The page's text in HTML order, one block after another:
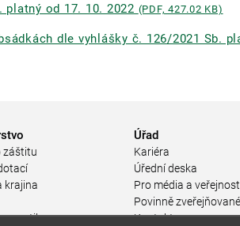
od 17. 10. 2022 (PDF, 427.02 KB)
dle vyhlášky č. 126/2021 Sb.
záštitu
krajina
Úřad
Kariéra
Úřední deska
Pro média a veřejnost
Povinně
Kontakty